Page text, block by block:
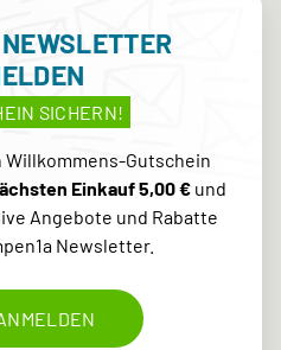
SICHERN!
Willkommens-Gutschein
Einkauf 5,00 €und
Angebote und Rabatte
Newsletter.